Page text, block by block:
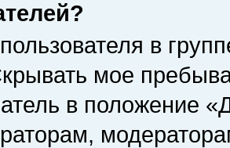
в
мое
в положение